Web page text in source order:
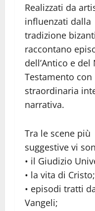
Realizzati da
influenzati dalla
tradizione
raccontano
dell’Antico e del
Testamento con
straordinaria
narrativa.
Tra le scene più
suggestive vi
• il Giudizio
• la vita di Cristo;
• episodi tratti
Vangeli;